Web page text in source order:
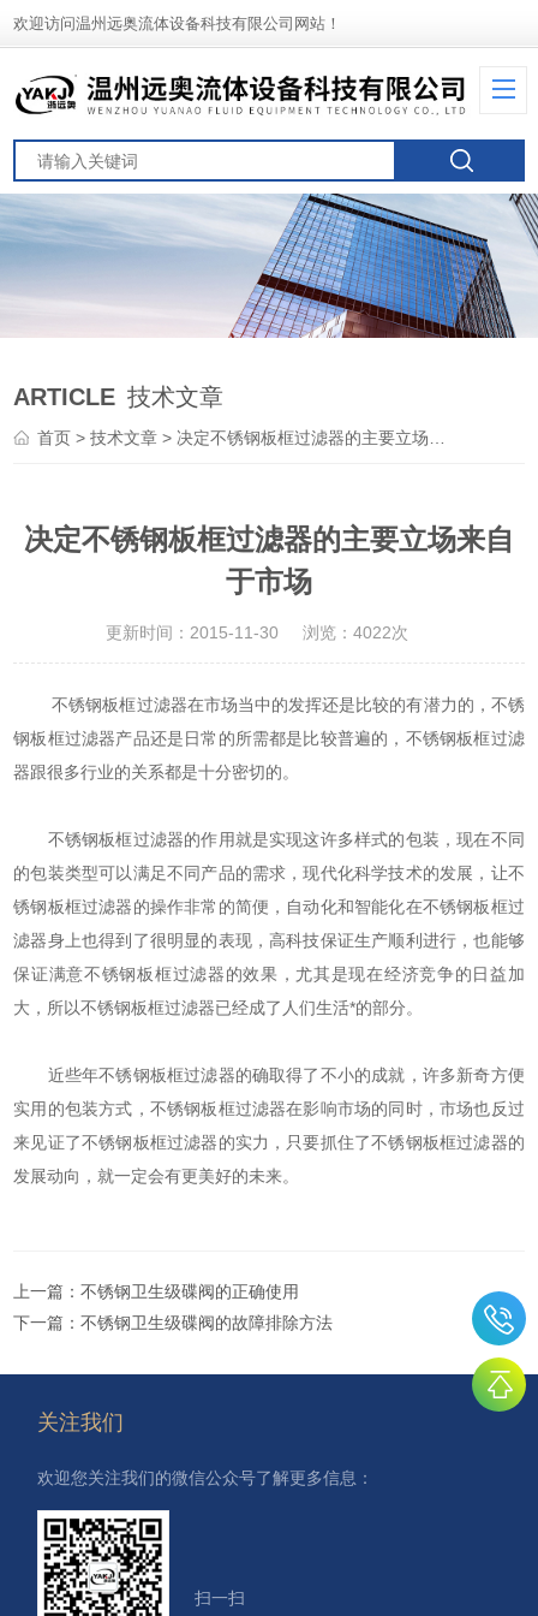
欢迎访问温州远奥流体设备科技有限公司网站！
ARTICLE 技术文章
首页 >技术文章 > 决定不锈钢板框过滤器的主要立场来自于市场
决定不锈钢板框过滤器的主要立场来自
于市场
更新时间：2015-11-30 浏览：4022次
不锈钢板框过滤器在市场当中的发挥还是比较的有潜力的，不锈
钢板框过滤器产品还是日常的所需都是比较普遍的，不锈钢板框过滤
器跟很多行业的关系都是十分密切的。
不锈钢板框过滤器的作用就是实现这许多样式的包装，现在不同
的包装类型可以满足不同产品的需求，现代化科学技术的发展，让不
锈钢板框过滤器的操作非常的简便，自动化和智能化在不锈钢板框过
滤器身上也得到了很明显的表现，高科技保证生产顺利进行，也能够
保证满意不锈钢板框过滤器的效果，尤其是现在经济竞争的日益加
大，所以不锈钢板框过滤器已经成了人们生活*的部分。
近些年不锈钢板框过滤器的确取得了不小的成就，许多新奇方便
实用的包装方式，不锈钢板框过滤器在影响市场的同时，市场也反过
来见证了不锈钢板框过滤器的实力，只要抓住了不锈钢板框过滤器的
发展动向，就一定会有更美好的未来。
上一篇：不锈钢卫生级碟阀的正确使用
下一篇：不锈钢卫生级碟阀的故障排除方法
关注我们
欢迎您关注我们的微信公众号了解更多信息：
扫一扫